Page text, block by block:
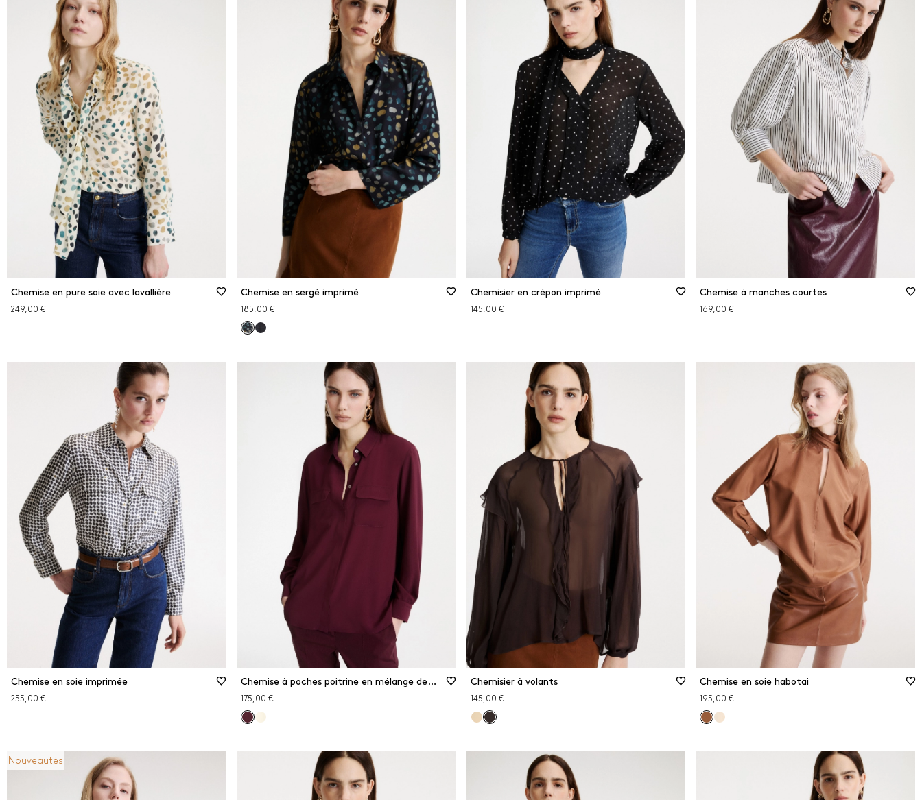
Chemise en pure soie avec lavallière
249,00 €
Chemise en sergé imprimé
185,00 €
Chemisier en crépon imprimé
145,00 €
Chemise à manches courtes
169,00 €
Chemise en soie imprimée
255,00 €
Chemise à poches poitrine en mélange de soie
175,00 €
Chemisier à volants
145,00 €
Chemise en soie habotai
195,00 €
Nouveautés